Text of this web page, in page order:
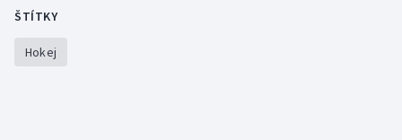
ŠTÍTKY
Hokej